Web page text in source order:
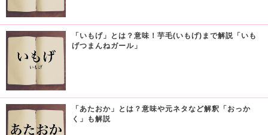
「いもげ」とは？意味！芋毛(いもげ)まで解説「いも
げつまんねガール」
「あたおか」とは？意味や元ネタなど解釈「おっか
く」も解説